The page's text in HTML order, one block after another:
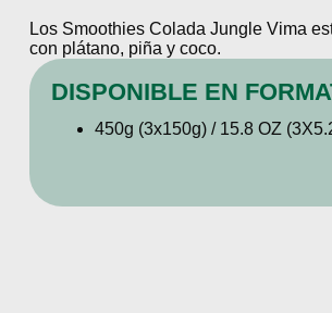
Los Smoothies Colada Jungle Vima
con plátano, piña y coco.
DISPONIBLE EN
450g (3x150g) / 15.8 OZ